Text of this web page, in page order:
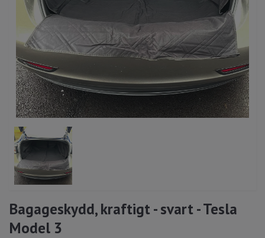
Bagageskydd, kraftigt - svart - Tesla
Model 3